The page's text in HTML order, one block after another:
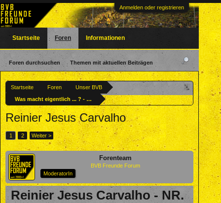
Anmelden oder registrieren
Startseite Foren
Unser BVB
Was macht eigentlich ... ? - Ehemalige BVBler
Reinier Jesus Carvalho
1 2 Weiter >
Forenteam
BVB Freunde Forum
ModeratorIn
Reinier Jesus Carvalho - NR.
Startseite Foren
Foren durchsuchen Themen mit aktuellen Beiträgen
Informationen